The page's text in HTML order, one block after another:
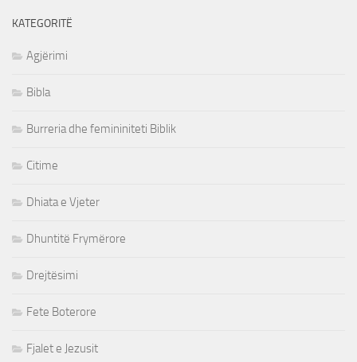
KATEGORITË
Agjërimi
Bibla
Burreria dhe femininiteti Biblik
Citime
Dhiata e Vjeter
Dhuntitë Frymërore
Drejtësimi
Fete Boterore
Fjalet e Jezusit